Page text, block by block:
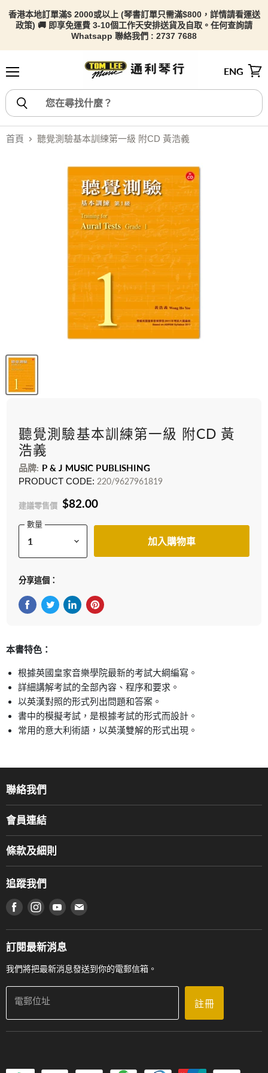
香港本地訂單滿$ 2000或以上 (琴書訂單只需滿$800，詳情請看運送
政策) 🚚 即享免運費 3-10個工作天安排送貨及自取。任何查詢請
Whatsapp 聯絡我們 : 2737 7688
ENG
首頁 聽覺測驗基本訓練第一級 附CD 黃浩義
聽覺測驗基本訓練第一級 附CD 黃
浩義
品牌: P & J MUSIC PUBLISHING
PRODUCT CODE: 220/9627961819
建議零售價 $82.00
數量
加入購物車
分享這個：
本書特色：
根據英國皇家音樂學院最新的考試大綱編寫。
詳細講解考試的全部內容、程序和要求。
以英漢對照的形式列出問題和答案。
書中的模擬考試，是根據考試的形式而設計。
常用的意大利術語，以英漢雙解的形式出現。
聯絡我們
服務部
通利工程
登記保養
產品序號查詢
聯絡我們
會員連結
香港管弦樂導師協會
條款及細則
使用條款及細則
私隱條款
門市購買產品及服務
追蹤我們
在 Facebook 上找到我們
在 Instagram 上找到我們
在 Youtube 上找到我們
在 電子郵件 上找到我們
訂閱最新消息
我們將把最新消息發送到你的電郵信箱。
電郵位址 註冊